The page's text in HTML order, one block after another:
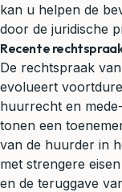
kan u helpen de
door de juridische
Recente
De rechtspraak
evolueert
huurrecht en
tonen een
van de huurder in
met strengere
en de teruggave